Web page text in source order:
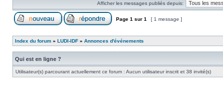
Afficher les messages publiés depuis:
Page 1 sur 1 [ 1 message ]
Index du forum » LUDI-IDF » Annonces d'événements
Qui est en ligne ?
Utilisateur(s) parcourant actuellement ce forum : Aucun utilisateur inscrit et 38 invité(s)